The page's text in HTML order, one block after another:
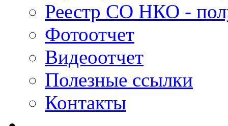
Реестр СО НКО -
Фотоотчет
Видеоотчет
Полезные ссылки
Контакты